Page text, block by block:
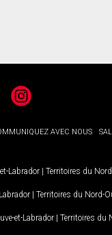
Instagram
AVEC NOUS
Labrador | Territoires du
| Territoires du Nord-
et-Labrador | Territoires du